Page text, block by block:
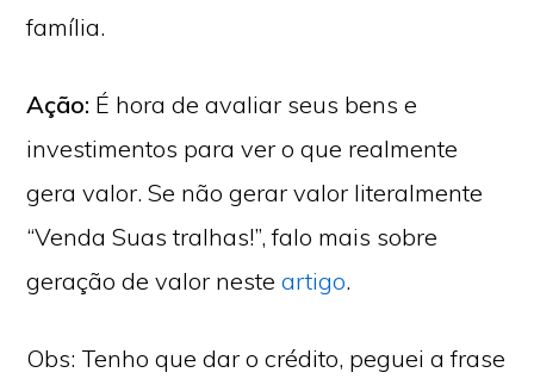
família.
Ação: É hora de avaliar seus bens e
investimentos para ver o que realmente
gera valor. Se não gerar valor literalmente
“Venda Suas tralhas!”, falo mais sobre
geração de valor nesteartigo.
Obs: Tenho que dar o crédito, peguei a frase